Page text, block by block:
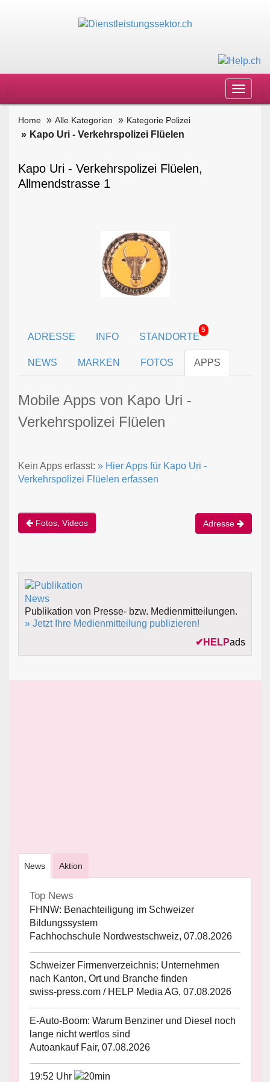
Toggle
Home Alle Kategorien Kategorie Polizei
Kapo Uri - Verkehrspolizei Flüelen
Kapo Uri - Verkehrspolizei Flüelen,
Allmendstrasse 1
ADRESSE INFO STANDORTE
5
NEWS MARKEN FOTOS APPS
Mobile Apps von Kapo Uri -
Verkehrspolizei Flüelen
Kein Apps erfasst: » Hier Apps für Kapo Uri -
Verkehrspolizei Flüelen erfassen
Fotos, Videos Adresse
Publikation von Presse- bzw. Medienmitteilungen.
» Jetzt Ihre Medienmitteilung publizieren!
✔ HELPads
News Aktion
Top News
FHNW: Benachteiligung im Schweizer
Bildungssystem
Fachhochschule Nordwestschweiz, 07.08.2026
Schweizer Firmenverzeichnis: Unternehmen
nach Kanton, Ort und Branche finden
swiss-press.com / HELP Media AG, 07.08.2026
E-Auto-Boom: Warum Benziner und Diesel noch
lange nicht wertlos sind
Autoankauf Fair, 07.08.2026
19:52 Uhr